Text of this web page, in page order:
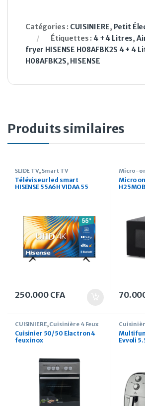
Catégories : CUISINIERE, Petit
Étiquettes : 4 + 4 Litres,
fryer HISENSE H08AFBK2S 4 + 4
H08AFBK2S, HISENSE
Produits similaires
SLIDE TV,Smart TV
Téléviseur led smart
HISENSE 55A6H VIDAA 55
250.000 CFA
Micro-
Micro
CUISINIERE,Cuisinière 4 Feux
Cuisinier 50/50 Elactron 4
feux inox
Evvoli